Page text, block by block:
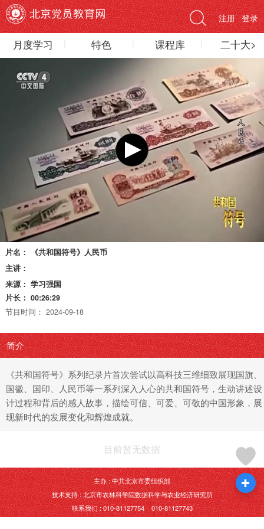
登录
注册
月度学习 特色 课程库 二十大>
片名：
《共和国符号》人民币
主讲：
来源： 学习强国
片长： 00:26:29
节目时间： 2024-09-18
简介
《共和国符号》系列纪录片首次尝试以高科技三维细致展现国旗、
国徽、国印、人民币等一系列深入人心的共和国符号，生动讲述设
计过程和背后的感人故事，描绘可信、可爱、可敬的中国形象，展
现新时代的发展变化和辉煌成就。
目前暂无数据
主办 : 中共北京市委组织部
技术支持 : 北京市农林科学院数据科学与农业经济研究所
联系我们 : 010-81127754 010-81127743